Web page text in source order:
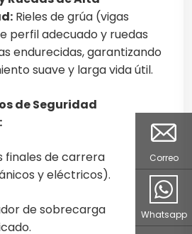
Rieles de grúa (vigas
perfil adecuado y ruedas
endurecidas, garantizando
suave y larga vida útil.
de Seguridad
finales de carrera
y eléctricos).
de sobrecarga
Correo
Whatsapp